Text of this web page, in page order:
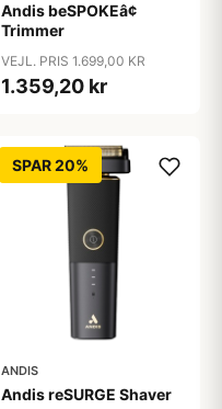
Andis beSPOKEâ¢
Trimmer
VEJL. PRIS 1.699,00 KR
1.359,20 kr
SPAR 20%
ANDIS
Andis reSURGE Shaver